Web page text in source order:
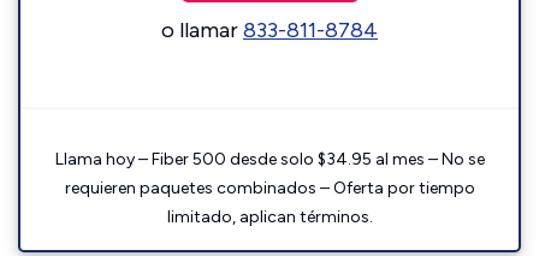
o llamar833-811-8784
Llama hoy – Fiber 500 desde solo $34.95 al mes – No se
requieren paquetes combinados – Oferta por tiempo
limitado, aplican términos.